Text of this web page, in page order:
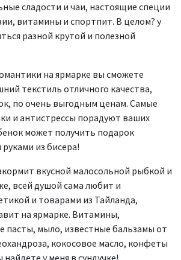
сладости и чаи, настоящие специи
витамины и спортпит. В целом? у
разной крутой и полезной
на ярмарке вы сможете
текстиль отличного качества,
по очень выгодным ценам. Самые
и антистрессы порадуют ваших
может получить подарок
из бисера!
вкусной малосольной рыбкой и
всей душой сама любит и
и товарами из Тайланда,
на ярмарке. Витамины,
пасты, мыло, известные бальзамы от
кокосовое масло, конфеты
у меня в сундучке!